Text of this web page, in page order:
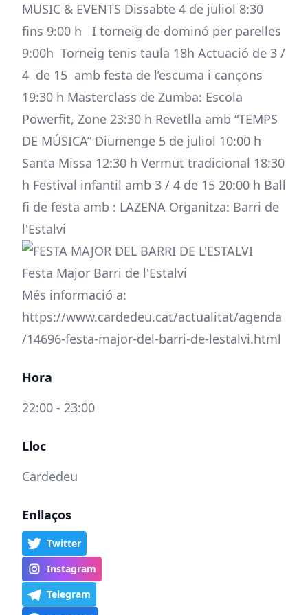
MUSIC & EVENTS Dissabte 4 de juliol 8:30
fins 9:00 h I torneig de dominó per parelles
9:00h Torneig tenis taula 18h Actuació de 3 /
4 de 15 amb festa de l’escuma i cançons
19:30 h Masterclass de Zumba: Escola
Powerfit, Zone 23:30 h Revetlla amb “TEMPS
DE MÚSICA” Diumenge 5 de juliol 10:00 h
Santa Missa 12:30 h Vermut tradicional 18:30
h Festival infantil amb 3 / 4 de 15 20:00 h Ball
fi de festa amb : LAZENA Organitza: Barri de
l'Estalvi
Festa Major Barri de l'Estalvi
Més informació a:
https://www.cardedeu.cat/actualitat/agenda
/14696-festa-major-del-barri-de-lestalvi.html
Hora
22:00 - 23:00
Lloc
Cardedeu
Enllaços
Twitter
Instagram
Telegram